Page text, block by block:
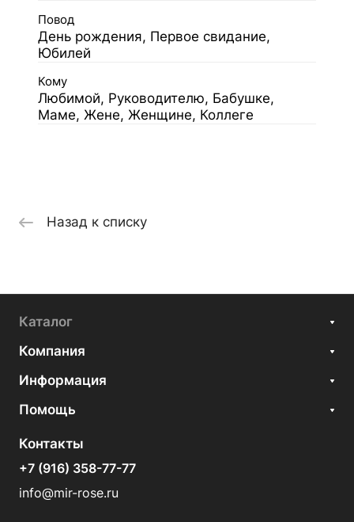
Повод
День рождения, Первое свидание,
Юбилей
Кому
Любимой, Руководителю, Бабушке,
Маме, Жене, Женщине, Коллеге
Назад к списку
Каталог
Компания
Информация
Помощь
Контакты
+7 (916) 358-77-77
info@mir-rose.ru